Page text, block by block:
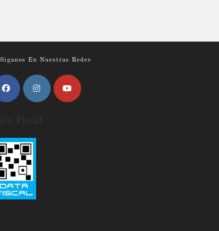
Siganos En Nuestras Redes